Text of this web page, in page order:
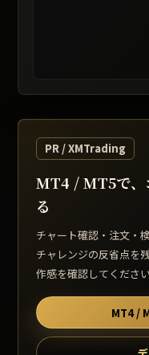
レート提供: TradingView
PR / XMTrading
MT4 / MT5で、
る
チャート確認・注文・
チャレンジの反省点を
作感を確認してください
MT4 /